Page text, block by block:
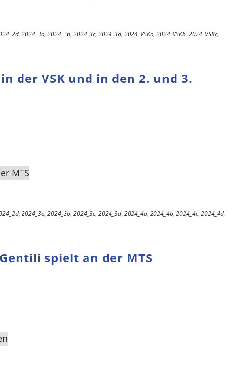
, 2024_3a, 2024_3b, 2024_3c, 2024_3d, 2024_VSKa, 2024_VSKb, 2024_VSKc,
der VSK und in den 2. und 3.
, 2024_3a, 2024_3b, 2024_3c, 2024_3d, 2024_4a, 2024_4b, 2024_4c, 2024_4d,
spielt an der MTS